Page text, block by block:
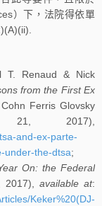
）下，法院得依單
T. Renaud & Nick
from the First Ex
Cohn Ferris Glovsky
2017),
and-ex-parte-
under-the-dtsa;
On: the Federal
2017),available at:
Keker%20(DJ-